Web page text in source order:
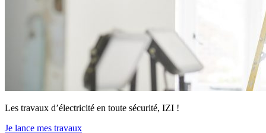
Les travaux d’électricité en toute sécurité, IZI !
Je lance mes travaux